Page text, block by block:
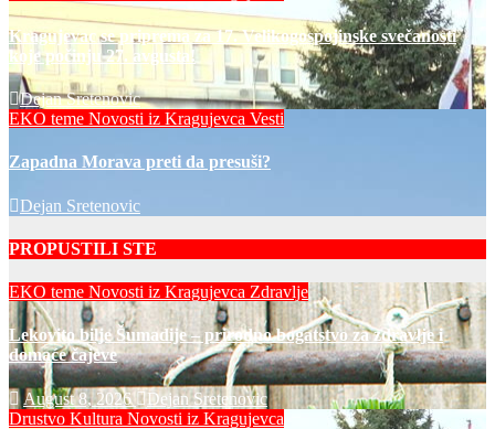
Kragujevac se priprema za 17. Velikogospojinske svečanosti
koje počinju 27. avgusta!
Dejan Sretenovic
EKO teme Novosti iz Kragujevca Vesti
Zapadna Morava preti da presuši?
Dejan Sretenovic
PROPUSTILI STE
EKO teme Novosti iz Kragujevca Zdravlje
Lekovito bilje Šumadije – prirodno bogatstvo za zdravlje i
domaće čajeve
August 8, 2026
Dejan Sretenovic
Drustvo Kultura Novosti iz Kragujevca